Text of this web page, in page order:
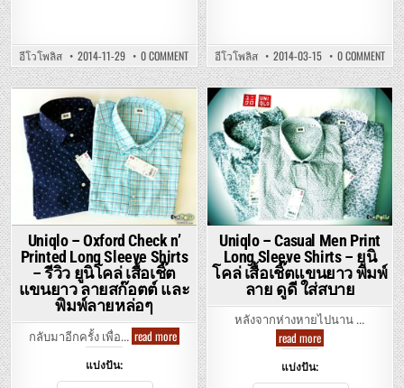
อีโวโพลิส 2014-11-29 0 COMMENTON
UNIQLO
SUPIMA
COTTON
SHIRTS
REVIEW
รีวิว
โคล่
พิม่า
ค๊อต
ต้อน
ที
เชิ้ต
เนื้อ
ดี
ใส่
สบาย
อีโวโพลิส 2014-03-15 0 COMMENTON
–
FIT
โคล่
ยีน
ขา
ตรง
ผ้า
นุ่ม
เบา
โป
ใส่
สบ
Posted
in
Uniqlo – Oxford Check n’
Printed Long Sleeve Shirts
– รีวิว ยูนิโคล่ เสื้อเชิ๊ต
แขนยาว ลายสก๊อตต์ และ
พิมพ์ลายหล่อๆ
กลับมาอีกครั้ง เพื่อ… read moreUniqlo
–
Oxford
Check
แบ่งปัน:
Posted
in
Uniqlo – Casual Men Print
Long Sleeve Shirts – ยูนิ
โคล่ เสื้อเชิ๊ตแขนยาว พิมพ์
ลาย ดูดี ใส่สบาย
หลังจากห่างหายไปนาน …
read moreUniqlo
–
Print
แบ่งปัน: